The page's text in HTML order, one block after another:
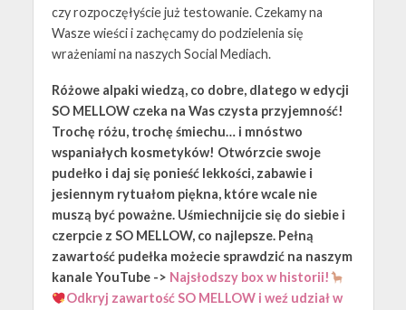
czy rozpoczęłyście już testowanie. Czekamy na
Wasze wieści i zachęcamy do podzielenia się
wrażeniami na naszych Social Mediach.
Różowe alpaki wiedzą, co dobre, dlatego w edycji
SO MELLOW czeka na Was czysta przyjemność!
Trochę różu, trochę śmiechu… i mnóstwo
wspaniałych kosmetyków! Otwórzcie swoje
pudełko i daj się ponieść lekkości, zabawie i
jesiennym rytuałom piękna, które wcale nie
muszą być poważne. Uśmiechnijcie się do siebie i
czerpcie z SO MELLOW, co najlepsze. Pełną
zawartość pudełka możecie sprawdzić na naszym
kanale YouTube -> Najsłodszy box w historii!
Odkryj zawartość SO MELLOW i weź udział w